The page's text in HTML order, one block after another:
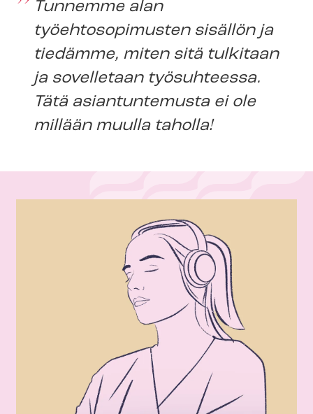
Tunnemme alan
työehtosopimusten sisällön ja
tiedämme, miten sitä tulkitaan
ja sovelletaan työsuhteessa.
Tätä asiantuntemusta ei ole
millään muulla taholla!